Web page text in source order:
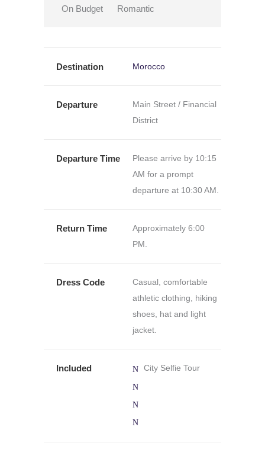
On Budget
Romantic
Destination Morocco
Departure
Main Street / Financial
District
Departure Time
Please arrive by 10:15
AM for a prompt
departure at 10:30 AM.
Return Time
Approximately 6:00
PM.
Dress Code
Casual, comfortable
athletic clothing, hiking
shoes, hat and light
jacket.
Included City Selfie Tour